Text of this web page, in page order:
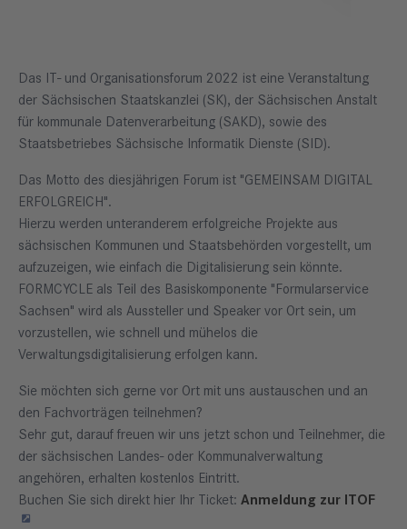
Das IT- und Organisationsforum 2022 ist eine Veranstaltung
der Sächsischen Staatskanzlei (SK), der Sächsischen Anstalt
für kommunale Datenverarbeitung (SAKD), sowie des
Staatsbetriebes Sächsische Informatik Dienste (SID).
Das Motto des diesjährigen Forum ist "GEMEINSAM DIGITAL
ERFOLGREICH".
Hierzu werden unteranderem erfolgreiche Projekte aus
sächsischen Kommunen und Staatsbehörden vorgestellt, um
aufzuzeigen, wie einfach die Digitalisierung sein könnte.
FORMCYCLE als Teil des Basiskomponente "Formularservice
Sachsen" wird als Aussteller und Speaker vor Ort sein, um
vorzustellen, wie schnell und mühelos die
Verwaltungsdigitalisierung erfolgen kann.
Sie möchten sich gerne vor Ort mit uns austauschen und an
den Fachvorträgen teilnehmen?
Sehr gut, darauf freuen wir uns jetzt schon und Teilnehmer, die
der sächsischen Landes- oder Kommunalverwaltung
angehören, erhalten kostenlos Eintritt.
Buchen Sie sich direkt hier Ihr Ticket: Anmeldung zur ITOF